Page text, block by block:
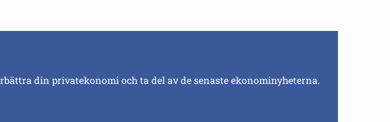
din privatekonomi och ta del av de senaste ekonominyheterna.